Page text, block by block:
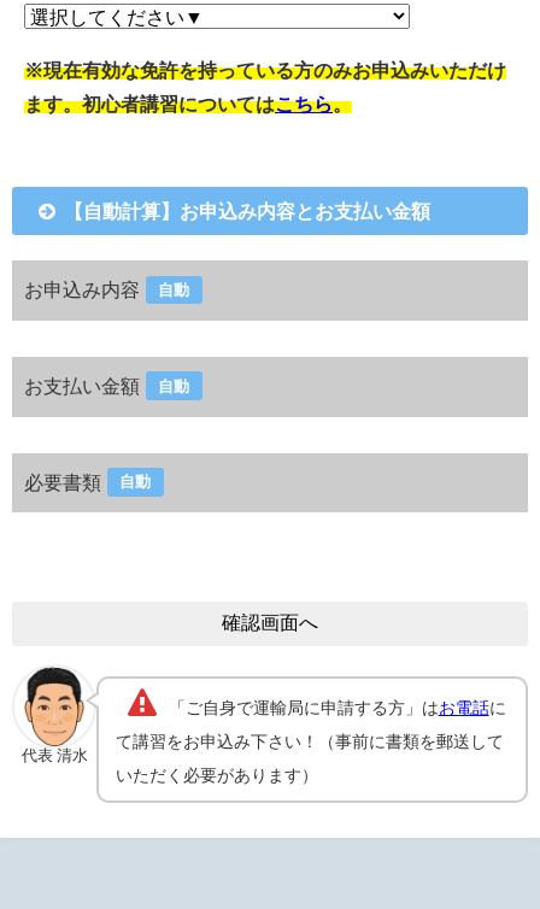
※現在有効な免許を持っている方のみお申込みいただけ
ます。初心者講習についてはこちら。
【自動計算】お申込み内容とお支払い金額
お申込み内容 自動
お支払い金額 自動
必要書類 自動
代表 清水
「ご自身で運輸局に申請する方」はお電話に
て講習をお申込み下さい！（事前に書類を郵送して
いただく必要があります）